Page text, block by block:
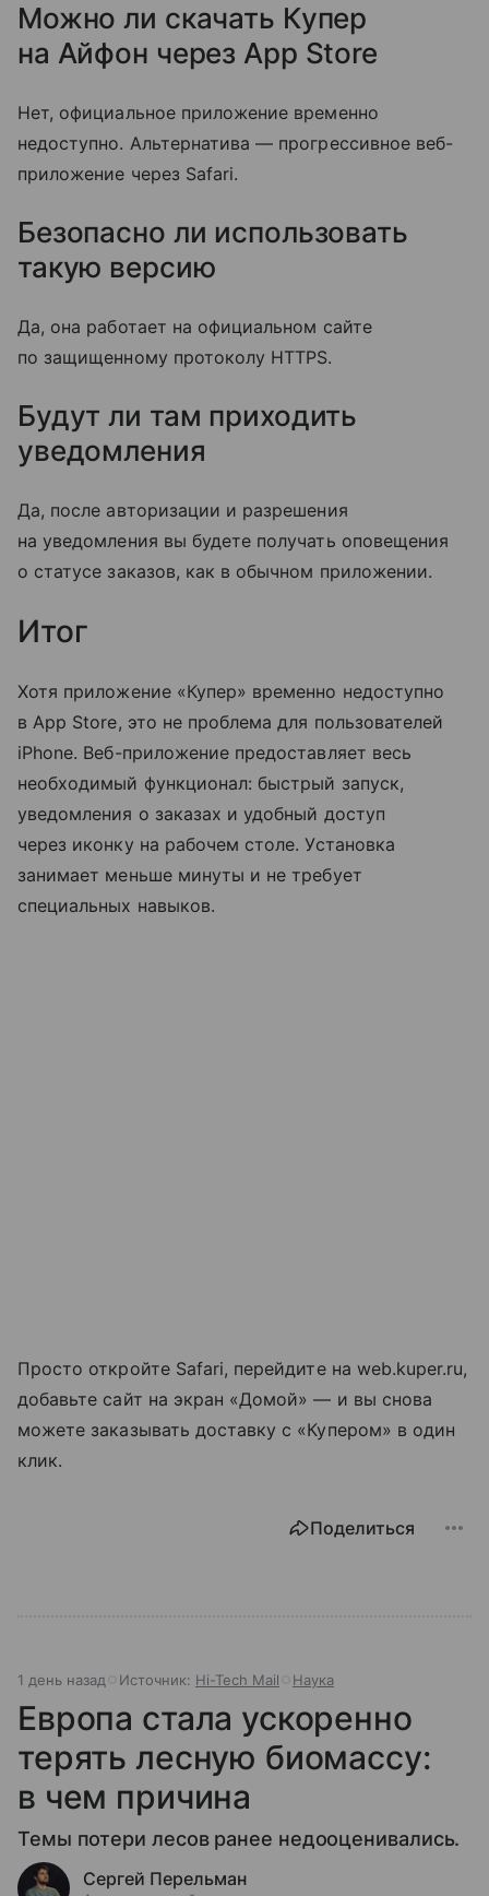
Можно ли скачать Купер
на Айфон через App Store
Нет, официальное приложение временно
недоступно. Альтернатива — прогрессивное веб-
приложение через Safari.
Безопасно ли использовать
такую версию
Да, она работает на официальном сайте
по защищенному протоколу HTTPS.
Будут ли там приходить
уведомления
Да, после авторизации и разрешения
на уведомления вы будете получать оповещения
о статусе заказов, как в обычном приложении.
Итог
Хотя приложение «Купер» временно недоступно
в App Store, это не проблема для пользователей
iPhone. Веб-приложение предоставляет весь
необходимый функционал: быстрый запуск,
уведомления о заказах и удобный доступ
через иконку на рабочем столе. Установка
занимает меньше минуты и не требует
специальных навыков.
Просто откройте Safari, перейдите на web.kuper.ru,
добавьте сайт на экран «Домой» — и вы снова
можете заказывать доставку с «Купером» в один
клик.
Поделиться
1 день назад Источник: Hi-Tech Mail Наука
Европа стала ускоренно
терять лесную биомассу:
в чем причина
Темы потери лесов ранее недооценивались.
Сергей Перельман